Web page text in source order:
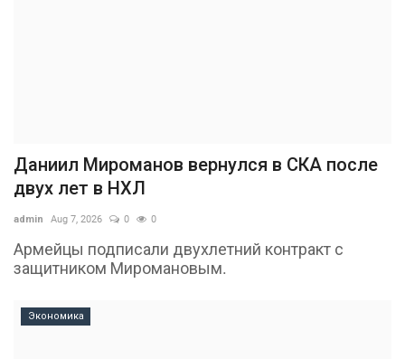
Даниил Мироманов вернулся в СКА после
двух лет в НХЛ
admin Aug 7, 2026 0 0
Армейцы подписали двухлетний контракт с
защитником Миромановым.
Экономика